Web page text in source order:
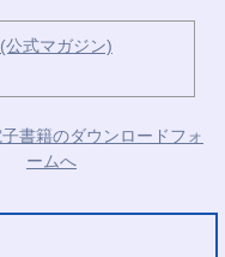
公式マガジン)